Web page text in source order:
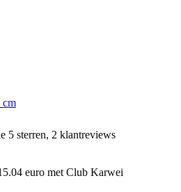
cm
5 sterren, 2 klantreviews
euro met Club Karwei